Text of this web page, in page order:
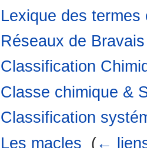
Lexique des
Réseaux de Bravais
Classification
Classe chimique &
Classification
Les macles (←